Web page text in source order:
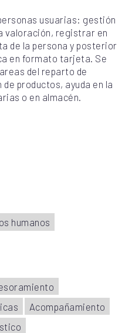
usuarias: gestión
valoración, registrar en
de la persona y posterior
en formato tarjeta. Se
del reparto de
productos, ayuda en la
o en almacén.
humanos
Acompañamiento